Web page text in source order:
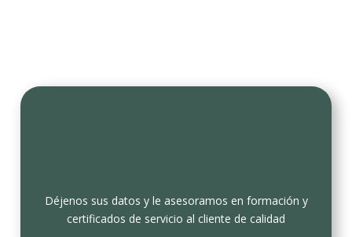
Déjenos sus datos y le asesoramos en formación y
certificados de servicio al cliente de calidad